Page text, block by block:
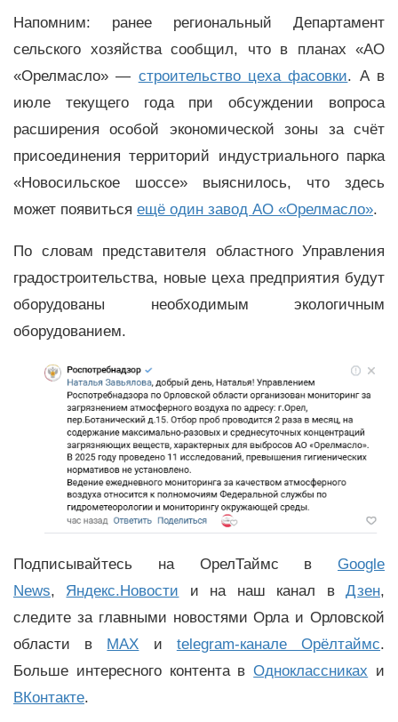
Напомним: ранее региональный Департамент
сельского хозяйства сообщил, что в планах «АО
«Орелмасло» — строительство цеха фасовки. А в
июле текущего года при обсуждении вопроса
расширения особой экономической зоны за счёт
присоединения территорий индустриального парка
«Новосильское шоссе» выяснилось, что здесь
может появиться ещё один завод АО «Орелмасло».
По словам представителя областного Управления
градостроительства, новые цеха предприятия будут
оборудованы необходимым экологичным
оборудованием.
Подписывайтесь на ОрелТаймс в Google
News, Яндекс.Новости и на наш канал вДзен,
следите за главными новостями Орла и Орловской
области в MAX и telegram-канале Орёлтаймс.
Больше интересного контента вОдноклассниках и
ВКонтакте.